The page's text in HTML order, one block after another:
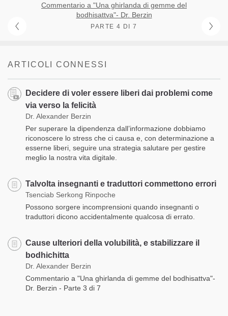
Commentario a "Una ghirlanda di gemme del
bodhisattva"- Dr. Berzin
PARTE 4 DI 7
ARTICOLI CONNESSI
Decidere di voler essere liberi dai problemi come
via verso la felicità
Dr. Alexander Berzin
Per superare la dipendenza dall’informazione dobbiamo
riconoscere lo stress che ci causa e, con determinazione a
esserne liberi, seguire una strategia salutare per gestire
meglio la nostra vita digitale.
Talvolta insegnanti e traduttori commettono errori
Tsenciab Serkong Rinpoche
Possono sorgere incomprensioni quando insegnanti o
traduttori dicono accidentalmente qualcosa di errato.
Cause ulteriori della volubilità, e stabilizzare il
bodhichitta
Dr. Alexander Berzin
Commentario a "Una ghirlanda di gemme del bodhisattva"-
Dr. Berzin - Parte 3 di 7